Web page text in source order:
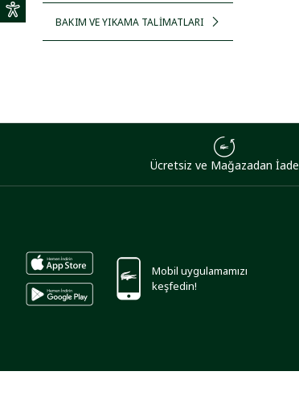
BAKIM VE YIKAMA TALİMATLARI
Ücretsiz ve Mağazadan İade
Mobil uygulamamızı
keşfedin!